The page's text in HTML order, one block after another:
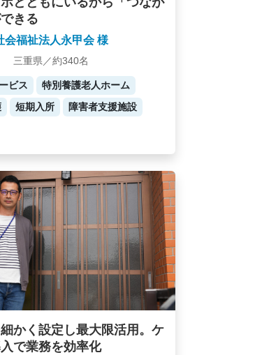
きる
会福祉法人永甲会 様
三重県／約340名
ビス
特別養護老人ホーム
短期入所 障害者支援施設
かく設定し最大限活用。ケ
で業務を効率化